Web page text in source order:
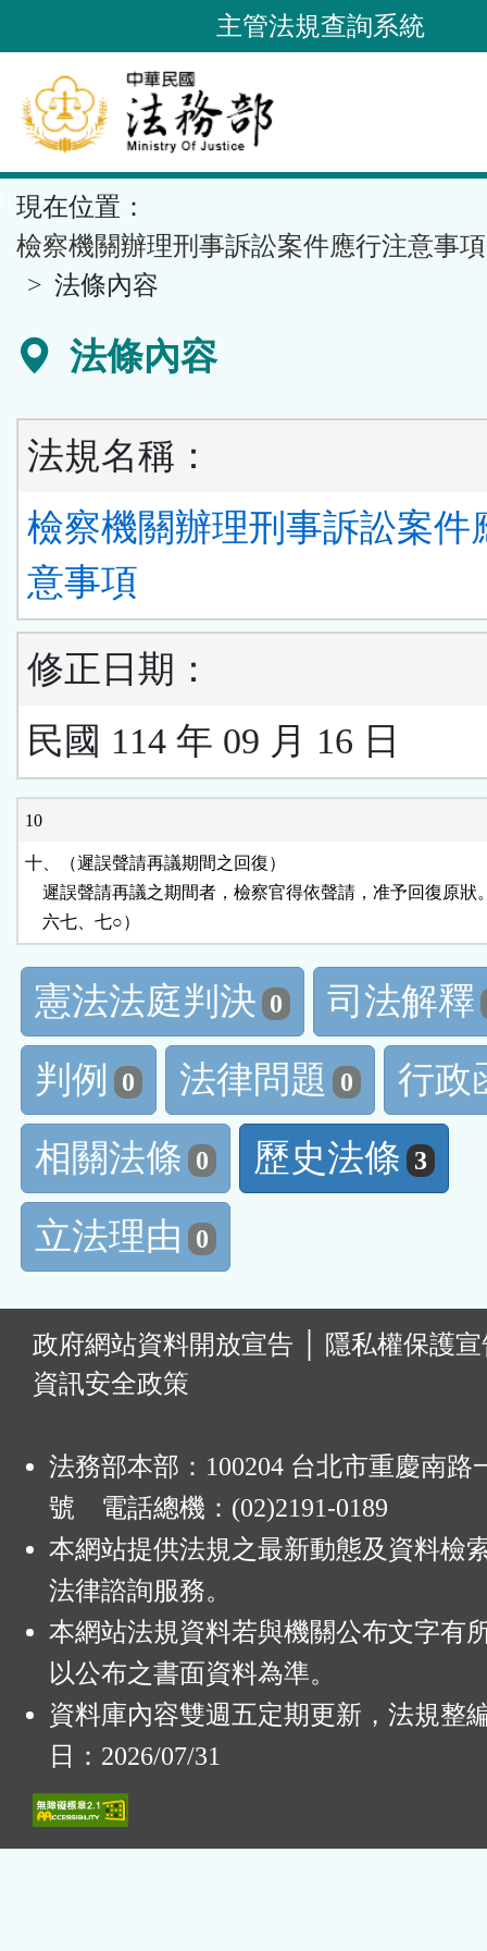
到
要
內
容
區
塊
主管法規查詢系統
現在位置：
檢察機關辦理刑事訴訟案件應行注意事項
法條內容
法條內容
法規名稱：
檢察機關辦理刑事訴訟案件
意事項
修正日期：
民國 114 年 09 月 16 日
10
十、（遲誤聲請再議期間之回復）
遲誤聲請再議之期間者，檢察官得依聲請，准予回復原狀
憲法法庭判決 0
司法解釋
判例
0 法律問題 0
行政
相關法條 0 歷史法條 3
立法理由 0
政府網站資料開放宣告
隱私權保護
資訊安全政策
法務部本部：100204 台北市重慶南路
號 電話總機：(02)2191-0189
本網站提供法規之最新動態及資料檢
法律諮詢服務。
本網站法規資料若與機關公布文字有
以公布之書面資料為準。
資料庫內容雙週五定期更新，法規整
日：2026/07/31